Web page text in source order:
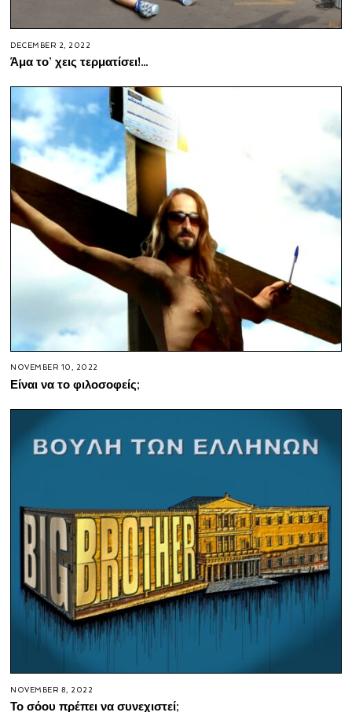
DECEMBER 2, 2022
Άμα το’ χεις τερματίσει!…
NOVEMBER 10, 2022
Είναι να το φιλοσοφείς;
NOVEMBER 8, 2022
Το σόου πρέπει να συνεχιστεί;